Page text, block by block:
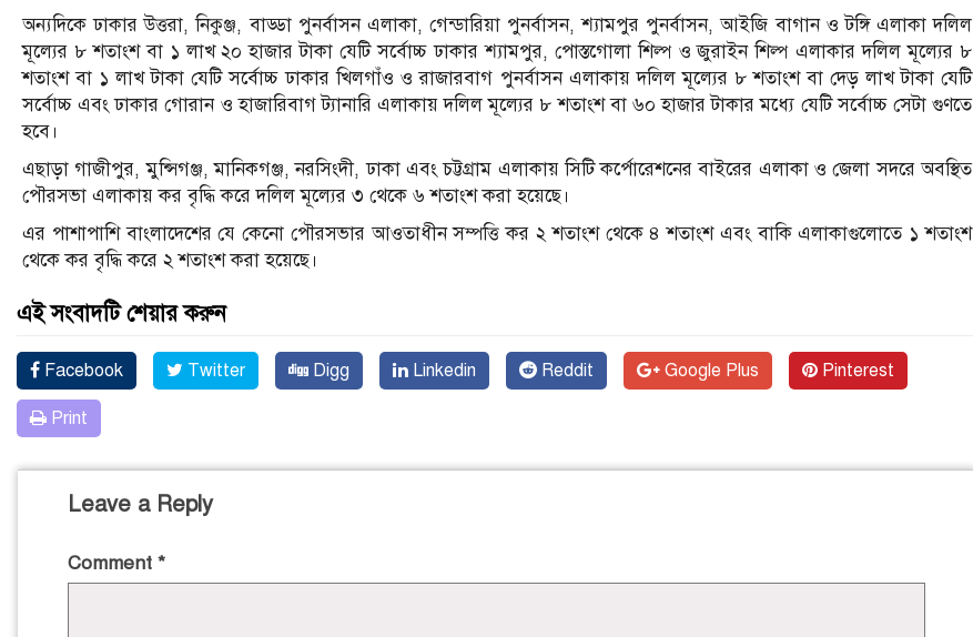
অন্যদিকে ঢাকার উত্তরা, নিকুঞ্জ, বাড্ডা পুনর্বাসন এলাকা, গেন্ডারিয়া পুনর্বাসন, শ্যামপুর পুনর্বাসন, আইজি বাগান ও টঙ্গি এলাকা দলিল
মূল্যের ৮ শতাংশ বা ১ লাখ ২০ হাজার টাকা যেটি সর্বোচ্চ ঢাকার শ্যামপুর, পোস্তগোলা শিল্প ও জুরাইন শিল্প এলাকার দলিল মূল্যের ৮
শতাংশ বা ১ লাখ টাকা যেটি সর্বোচ্চ ঢাকার খিলগাঁও ও রাজারবাগ পুনর্বাসন এলাকায় দলিল মূল্যের ৮ শতাংশ বা দেড় লাখ টাকা যেটি
সর্বোচ্চ এবং ঢাকার গোরান ও হাজারিবাগ ট্যানারি এলাকায় দলিল মূল্যের ৮ শতাংশ বা ৬০ হাজার টাকার মধ্যে যেটি সর্বোচ্চ সেটা গুণতে
হবে।
এছাড়া গাজীপুর, মুন্সিগঞ্জ, মানিকগঞ্জ, নরসিংদী, ঢাকা এবং চট্টগ্রাম এলাকায় সিটি কর্পোরেশনের বাইরের এলাকা ও জেলা সদরে অবস্থিত
পৌরসভা এলাকায় কর বৃদ্ধি করে দলিল মূল্যের ৩ থেকে ৬ শতাংশ করা হয়েছে।
এর পাশাপাশি বাংলাদেশের যে কেনো পৌরসভার আওতাধীন সম্পত্তি কর ২ শতাংশ থেকে ৪ শতাংশ এবং বাকি এলাকাগুলোতে ১ শতাংশ
থেকে কর বৃদ্ধি করে ২ শতাংশ করা হয়েছে।
এই সংবাদটি শেয়ার করুন
Facebook Twitter Digg Linkedin Reddit Google Plus Pinterest
Print
Leave a Reply
Comment *